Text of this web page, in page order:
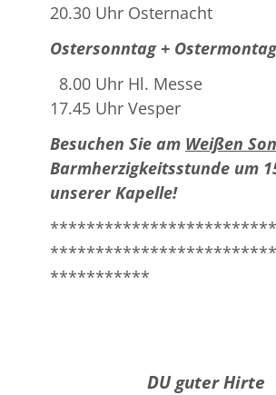
20.30 Uhr Osternacht
Ostersonntag +
8.00 Uhr Hl. Messe
17.45 Uhr Vesper
Besuchen Sie am Weißen
Barmherzigkeitsstunde um
unserer Kapelle!
***********
DU guter Hirte